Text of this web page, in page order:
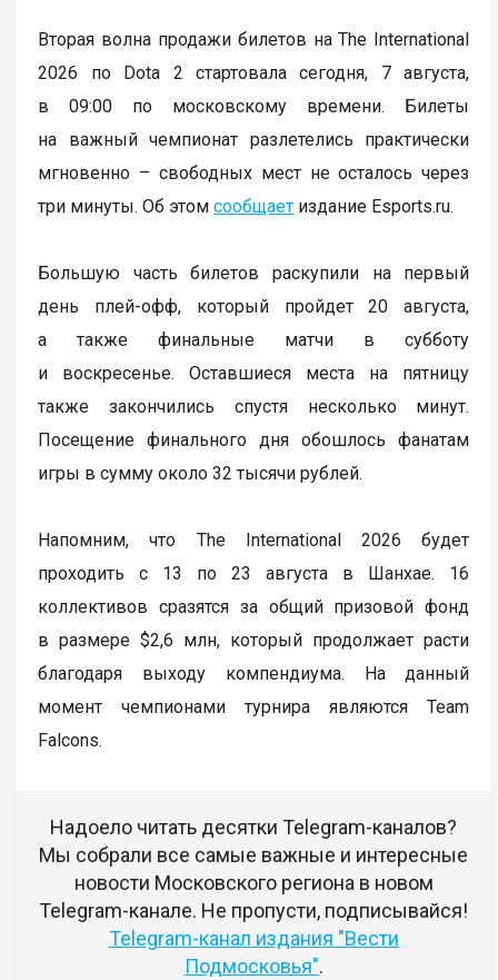
Вторая волна продажи билетов на The International
2026 по Dota 2 стартовала сегодня, 7 августа,
в 09:00 по московскому времени. Билеты
на важный чемпионат разлетелись практически
мгновенно – свободных мест не осталось через
три минуты. Об этомсообщает издание Esports.ru.
Большую часть билетов раскупили на первый
день плей-офф, который пройдет 20 августа,
а также финальные матчи в субботу
и воскресенье. Оставшиеся места на пятницу
также закончились спустя несколько минут.
Посещение финального дня обошлось фанатам
игры в сумму около 32 тысячи рублей.
Напомним, что The International 2026 будет
проходить с 13 по 23 августа в Шанхае. 16
коллективов сразятся за общий призовой фонд
в размере $2,6 млн, который продолжает расти
благодаря выходу компендиума. На данный
момент чемпионами турнира являются Team
Falcons.
Надоело читать десятки Telegram-каналов?
Мы собрали все самые важные и интересные
новости Московского региона в новом
Telegram-канале. Не пропусти, подписывайся!
Telegram-канал издания "Вести
Подмосковья".